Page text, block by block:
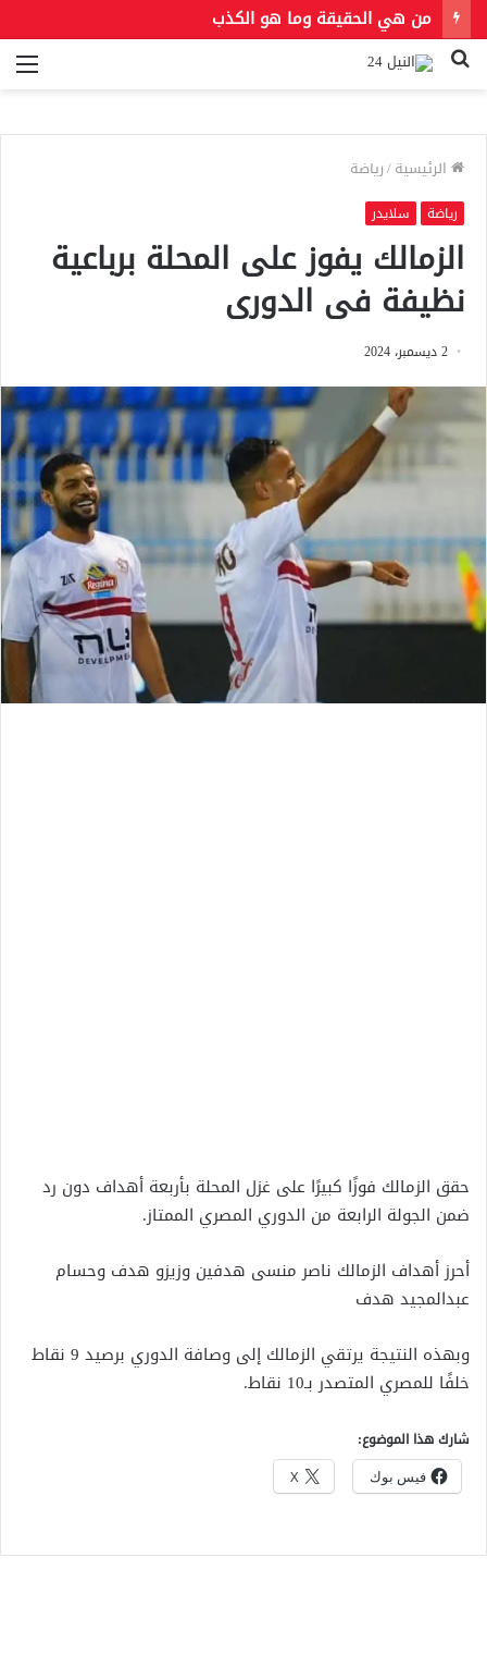
من هي الحقيقة وما هو الكذب
بحث
الرئيسية/رياضة
رياضة سلايدر
الزمالك يفوز على المحلة برباعية
نظيفة فى الدورى
2 ديسمبر، 2024
حقق الزمالك فوزًا كبيرًا على غزل المحلة بأربعة أهداف دون رد
ضمن الجولة الرابعة من الدوري المصري الممتاز.
أحرز أهداف الزمالك ناصر منسى هدفين وزيزو هدف وحسام
عبدالمجيد هدف
وبهذه النتيجة يرتقي الزمالك إلى وصافة الدوري برصيد 9 نقاط
خلفًا للمصري المتصدر بـ10 نقاط.
شارك هذا الموضوع:
فيس بوك X